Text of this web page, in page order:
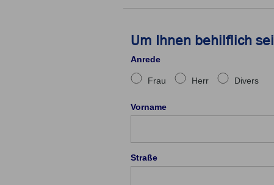
Um Ihnen behilflich
Anrede
Frau Herr Divers
Vorname
Straße